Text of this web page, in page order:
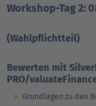
Workshop-Tag 2:
(Wahlpflichtteil)
Bewerten mit
PRO/
Grundlagen zu den